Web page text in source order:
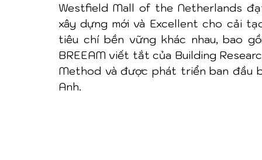
Westfield Mall of the Netherlands
xây dựng mới và Excellent cho cải
tiêu chí bền vững khác nhau, bao
BREEAM viết tắt của Building
Method và được phát triển ban đầu
Anh.